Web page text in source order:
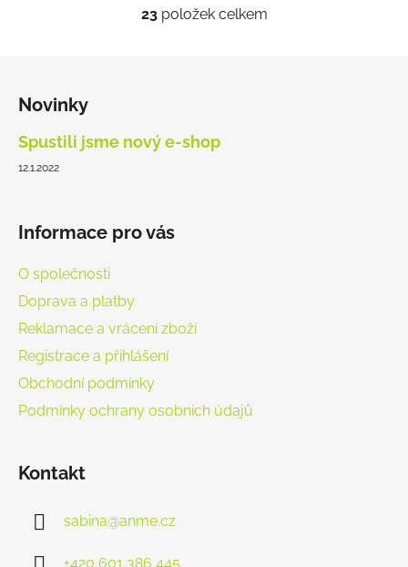
O
c
23položek celkem
Novinky
Spustili jsme nový e-shop
12.1.2022
Informace pro vás
O společnosti
Doprava a platby
Reklamace a vrácení zboží
Registrace a přihlášení
Obchodní podmínky
Podmínky ochrany osobních údajů
Kontakt
sabina@anme.cz
+420 601 386 445